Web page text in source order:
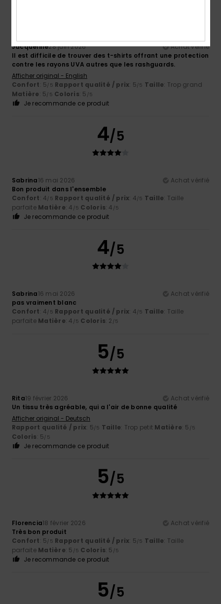
Jacqueline28 juin 2026
Achat vérifié
Il est difficile de trouver des t-shirts offrant une protection
contre les rayons UVA autres que les rashguards.
Afficher original - English
Confort: 5/5 Rapport qualité / prix: 5/5 Taille: Trop grand
Matière: 5/5 Coloris: 5 /5
Je recommande ce produit
4/5
Sabrina16 mai 2026
Achat vérifié
Bon produit dans l'ensemble
Confort: 4/5 Rapport qualité / prix: 4/5 Taille: Taille
parfaite Matière: 4 /5 Coloris: 4 /5
Je recommande ce produit
4/5
Sabrina16 mai 2026
Achat vérifié
pas vraiment blanc
Confort: 4/5 Rapport qualité / prix: 4/5 Taille: Taille
parfaite Matière: 4 /5 Coloris: 2 /5
5/5
Rita19 février 2026
Achat vérifié
Un tissu très agréable, qui a l'air de bonne qualité
Afficher original - Deutsch
Rapport qualité / prix: 5/5 Taille: Trop petit Matière: 5 /5
Coloris: 5/5
Je recommande ce produit
5/5
Florencia18 février 2026
Achat vérifié
Très bon produit
Confort: 5/5 Rapport qualité / prix: 5/5 Taille: Taille
parfaite Matière: 5 /5 Coloris: 5 /5
Je recommande ce produit
5/5